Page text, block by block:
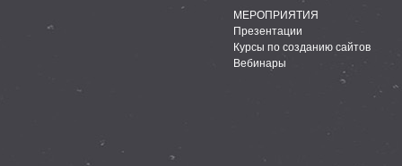
МЕРОПРИЯТИЯ
Презентации
Курсы по созданию сайтов
Вебинары